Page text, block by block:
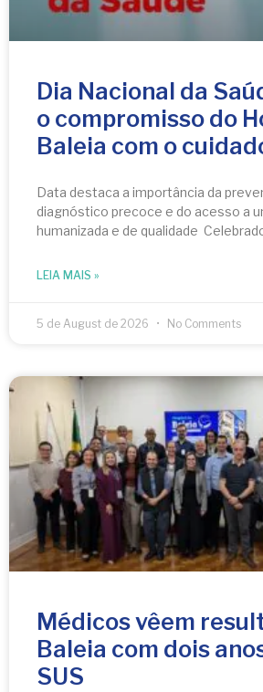
Dia Nacional da
o compromisso do
Baleia com o
Data destaca a importância da
diagnóstico precoce e do acesso a
humanizada e de qualidade
LEIA MAIS »
5 de August de 2026 No Comments
Médicos vêem
Baleia com dois
SUS